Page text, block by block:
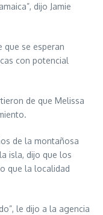
dijo Jamie
se esperan
con potencial
de que Melissa
de la montañosa
isla, dijo que los
que la localidad
le dijo a la agencia